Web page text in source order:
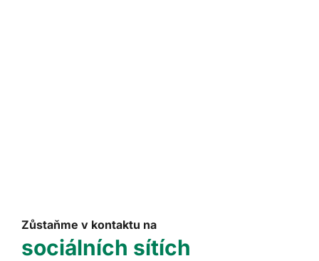
Zůstaňme v kontaktu na
sociálních sítích